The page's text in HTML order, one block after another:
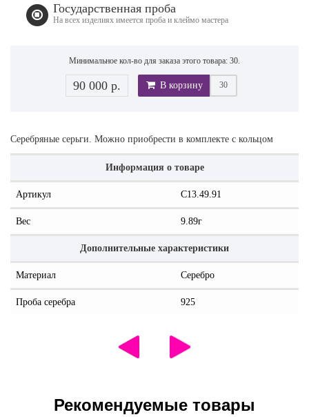
Государственная проба
На всех изделиях имеется проба и клеймо мастера
Минимальное кол-во для заказа этого товара: 30.
90 000 р. В корзину
Серебряные серьги. Можно приобрести в комплекте с кольцом
Информация о товаре
Артикул С13.49.91
Вес 9.89г
Дополнительные характеристики
Материал Серебро
Проба серебра 925
Рекомендуемые товары